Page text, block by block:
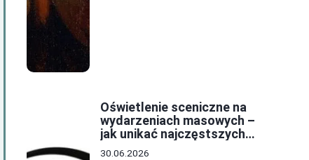
Oświetlenie sceniczne na
wydarzeniach masowych –
jak unikać najczęstszych
błędów w projekcie?
30.06.2026